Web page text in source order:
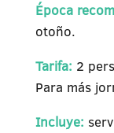
Época
otoño.
Tarifa: 2
Para más
Incluye: